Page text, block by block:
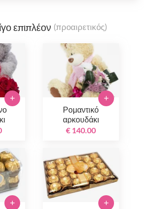
επιπλέον (προαιρετικός)
+
Ρομαντικό
αρκουδάκι
€ 140.00
+
+ +